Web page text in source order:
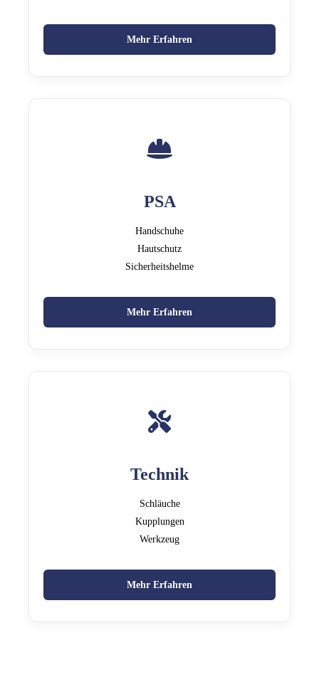
Mehr Erfahren
PSA
Handschuhe
Hautschutz
Sicherheitshelme
Mehr Erfahren
Technik
Schläuche
Kupplungen
Werkzeug
Mehr Erfahren